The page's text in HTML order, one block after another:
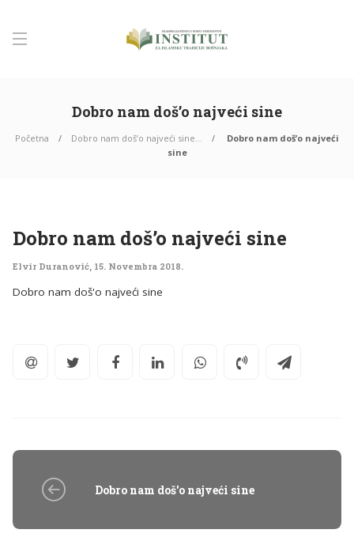
Dobro nam doš’o najveći sine
Početna Dobro nam doš’o najveći sine…
Dobro nam doš’o najveći
sine
Dobro nam doš’o najveći sine
Elvir Duranović, 15. Novembra 2018.
Dobro nam doš'o najveći sine
Dobro nam doš'o najveći sine